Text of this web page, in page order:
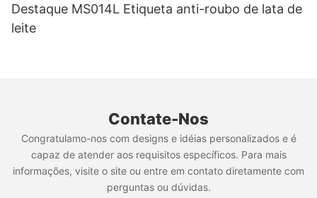
Destaque MS014L Etiqueta anti-roubo de lata de
leite
Contate-Nos
Congratulamo-nos com designs e idéias personalizados e é
capaz de atender aos requisitos específicos. Para mais
informações, visite o site ou entre em contato diretamente com
perguntas ou dúvidas.